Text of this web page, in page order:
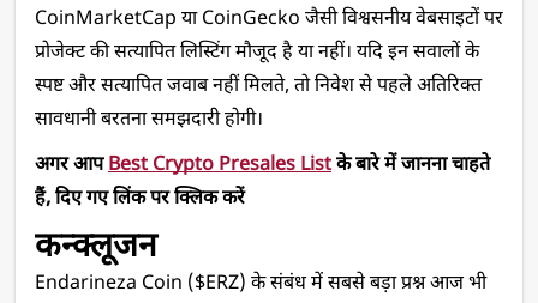
CoinMarketCap या CoinGecko जैसी विश्वसनीय वेबसाइटों पर
प्रोजेक्ट की सत्यापित लिस्टिंग मौजूद है या नहीं। यदि इन सवालों के
स्पष्ट और सत्यापित जवाब नहीं मिलते, तो निवेश से पहले अतिरिक्त
सावधानी बरतना समझदारी होगी।
अगर आप Best Crypto Presales List के बारे में जानना चाहते
हैं, दिए गए लिंक पर क्लिक करें
कन्क्लूजन
Endarineza Coin ($ERZ) के संबंध में सबसे बड़ा प्रश्न आज भी